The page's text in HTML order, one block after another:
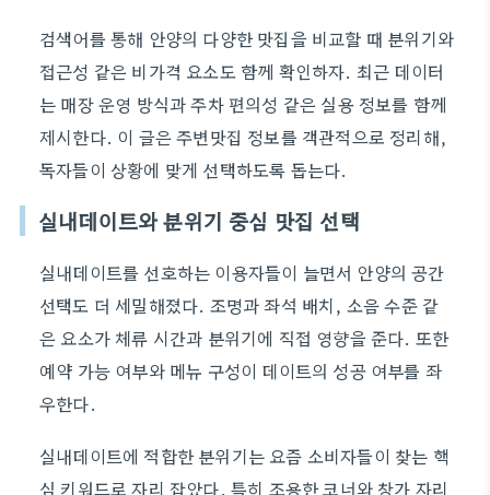
검색어를 통해 안양의 다양한 맛집을 비교할 때 분위기와
접근성 같은 비가격 요소도 함께 확인하자. 최근 데이터
는 매장 운영 방식과 주차 편의성 같은 실용 정보를 함께
제시한다. 이 글은 주변맛집 정보를 객관적으로 정리해,
독자들이 상황에 맞게 선택하도록 돕는다.
실내데이트와 분위기 중심 맛집 선택
실내데이트를 선호하는 이용자들이 늘면서 안양의 공간
선택도 더 세밀해졌다. 조명과 좌석 배치, 소음 수준 같
은 요소가 체류 시간과 분위기에 직접 영향을 준다. 또한
예약 가능 여부와 메뉴 구성이 데이트의 성공 여부를 좌
우한다.
실내데이트에 적합한 분위기는 요즘 소비자들이 찾는 핵
심 키워드로 자리 잡았다. 특히 조용한 코너와 창가 자리